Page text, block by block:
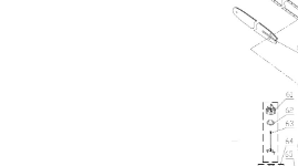
Garantía